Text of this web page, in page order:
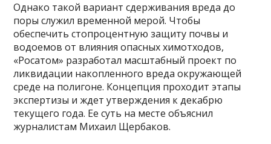
Однако такой вариант сдерживания вреда до
поры служил временной мерой. Чтобы
обеспечить стопроцентную защиту почвы и
водоемов от влияния опасных химотходов,
«Росатом» разработал масштабный проект по
ликвидации накопленного вреда окружающей
среде на полигоне. Концепция проходит этапы
экспертизы и ждет утверждения к декабрю
текущего года. Ее суть на месте объяснил
журналистам Михаил Щербаков.